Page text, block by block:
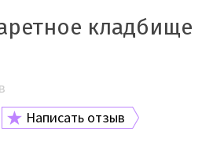
кладбище
Написать отзыв